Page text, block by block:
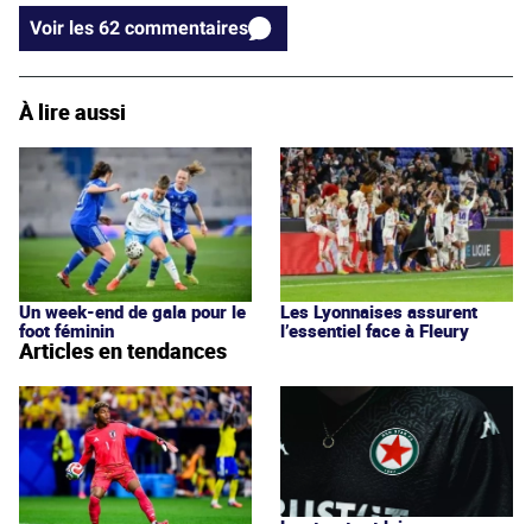
Voir les 62 commentaires
À lire aussi
Un week-end de gala pour le
foot féminin
Les Lyonnaises assurent
l’essentiel face à Fleury
Articles en tendances